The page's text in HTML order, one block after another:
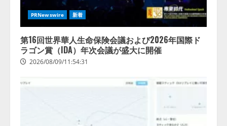
PRNewswire 新着
第16回世界華人生命保険会議および2026年国際ド
ラゴン賞（IDA）年次会議が盛大に開催
2026/08/09/11:54:31